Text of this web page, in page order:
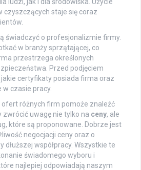
czyszczących staje się coraz
świadczyć o profesjonalizmie firmy.
w branży sprzątającej, co
przestrzega określonych
Przed podjęciem
certyfikaty posiada firma oraz
czasie pracy.
ofert różnych firm pomoże znaleźć
zwrócić uwagę nie tylko na ceny, ale
które są proponowane. Dobrze jest
negocjacji ceny oraz o
dłuższej współpracy. Wszystkie te
świadomego wyboru i
najlepiej odpowiadają naszym